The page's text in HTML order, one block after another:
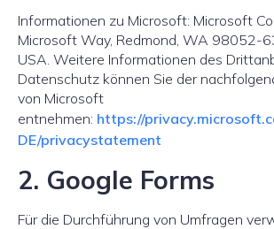
Informationen zu Microsoft: Microsoft
Microsoft Way, Redmond, WA 98052-
USA. Weitere Informationen des
Datenschutz können Sie der
von Microsoft
entnehmen: https://privacy
DE/privacystatement
2. Google Forms
Für die Durchführung von Umfragen